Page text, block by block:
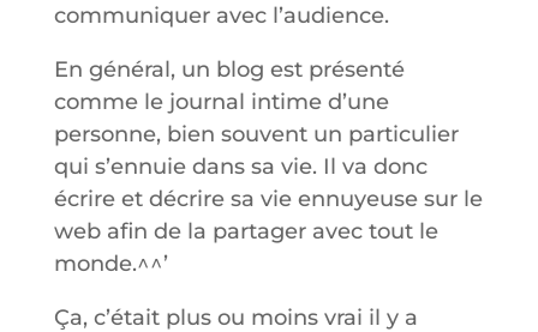
communiquer avec l’audience.
En général, un blog est présenté
comme le journal intime d’une
personne, bien souvent un particulier
qui s’ennuie dans sa vie. Il va donc
écrire et décrire sa vie ennuyeuse sur le
web afin de la partager avec tout le
monde.^^’
Ça, c’était plus ou moins vrai il y a